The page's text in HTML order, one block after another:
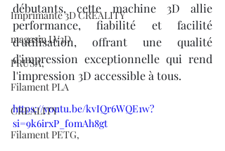
Imprimante 3D CREALITY
magasin LV3D
PRUSA,
Filament PLA
CREALITY
Filament PETG,
débutants, cette machine 3D allie
performance, fiabilité et facilité
d'utilisation, offrant une qualité
d'impression exceptionnelle qui rend
l'impression 3D accessible à tous.
https://youtu.be/kvIQr6WQE1w?
si=9k6irxP_fomAh8gt